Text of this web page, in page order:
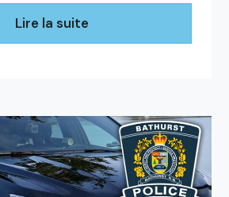
Lire la suite